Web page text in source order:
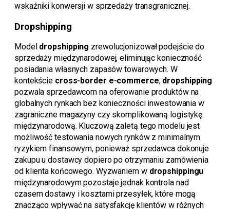
wskaźniki konwersji w sprzedaży transgranicznej.
Dropshipping
Model dropshipping zrewolucjonizował podejście do
sprzedaży międzynarodowej, eliminując konieczność
posiadania własnych zapasów towarowych. W
kontekście cross-border e-commerce, dropshipping
pozwala sprzedawcom na oferowanie produktów na
globalnych rynkach bez konieczności inwestowania w
zagraniczne magazyny czy skomplikowaną logistykę
międzynarodową. Kluczową zaletą tego modelu jest
możliwość testowania nowych rynków z minimalnym
ryzykiem finansowym, ponieważ sprzedawca dokonuje
zakupu u dostawcy dopiero po otrzymaniu zamówienia
od klienta końcowego. Wyzwaniem w dropshippingu
międzynarodowym pozostaje jednak kontrola nad
czasem dostawy i kosztami przesyłek, które mogą
znacząco wpływać na satysfakcję klientów w różnych